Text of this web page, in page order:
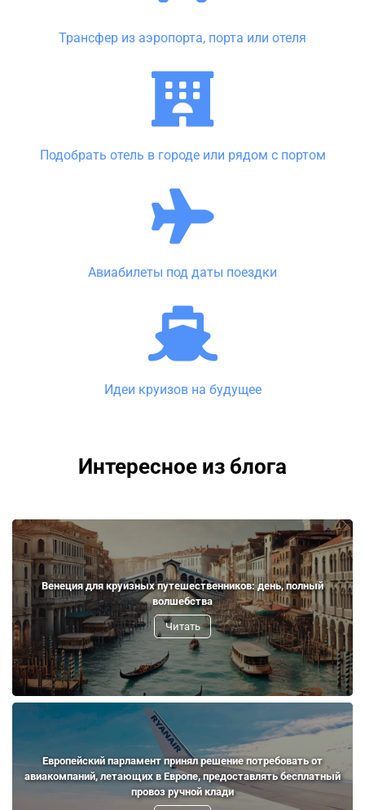
Трансфер из аэропорта, порта или отеля
Подобрать отель в городе или рядом с портом
Авиабилеты под даты поездки
Идеи круизов на будущее
Интересное из блога
Венеция для круизных путешественников: день, полный
волшебства
Читать
Европейский парламент принял решение потребовать от
авиакомпаний, летающих в Европе, предоставлять бесплатный
провоз ручной клади